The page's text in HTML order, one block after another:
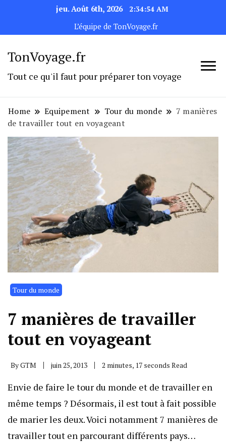
jeu. Août 6th, 2026
2:34:55 AM
L’équipe de TonVoyage.fr
TonVoyage.fr
Tout ce qu'il faut pour préparer ton voyage
Home Equipement Tour du monde
7 manières
de travailler tout en voyageant
Tour du monde
7 manières de travailler
tout en voyageant
ByGTM juin 25, 2013 2 minutes, 17 seconds Read
Envie de faire le tour du monde et de travailler en
même temps ? Désormais, il est tout à fait possible
de marier les deux. Voici notamment 7 manières de
travailler tout en parcourant différents pays…